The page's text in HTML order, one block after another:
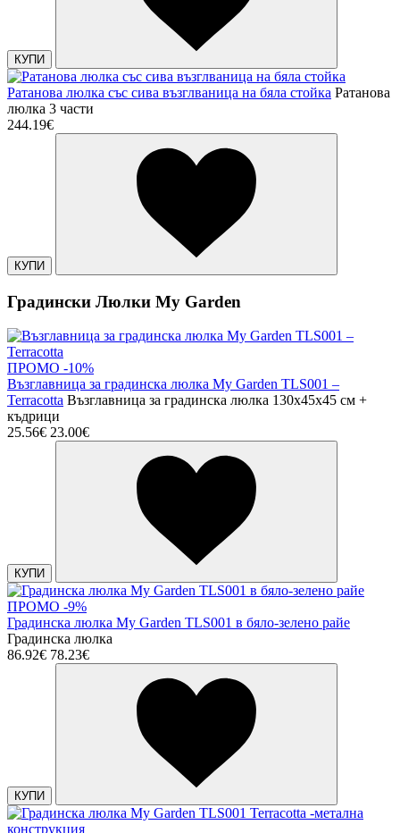
КУПИ
Ратанова люлка със сива възглваница на бяла стойка Ратанова
люлка 3 части
244.19€
КУПИ
Градински Люлки My Garden
ПРОМО -10%
Възглавница за градинска люлка My Garden TLS001 –
Terracotta Възглавница за градинска люлка 130x45x45 см +
къдрици
25.56€ 23.00€
КУПИ
ПРОМО -9%
Градинска люлка My Garden TLS001 в бяло-зелено райе
Градинска люлка
86.92€ 78.23€
КУПИ